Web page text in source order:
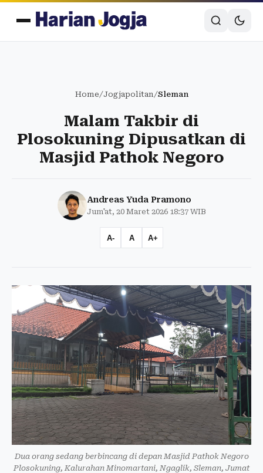
Home/Jogjapolitan/Sleman
Malam Takbir di
Plosokuning Dipusatkan di
Masjid Pathok Negoro
Andreas Yuda Pramono
Jum'at, 20 Maret 2026 18:37 WIB
A- A A+
Dua orang sedang berbincang di depan Masjid Pathok Negoro
Plosokuning, Kalurahan Minomartani, Ngaglik, Sleman, Jumat